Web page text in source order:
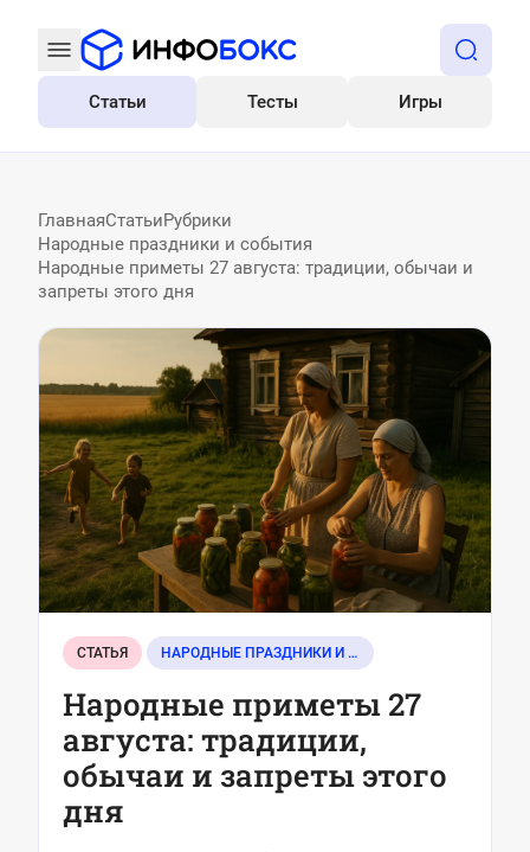
Все
Статьи Тесты Игры
ГлавнаяСтатьиРубрики
Народные праздники и события
Народные приметы 27 августа: традиции, обычаи и
запреты этого дня
СТАТЬЯ НАРОДНЫЕ ПРАЗДНИКИ И СОБЫТИЯ
Народные приметы 27
августа: традиции,
обычаи и запреты этого
дня